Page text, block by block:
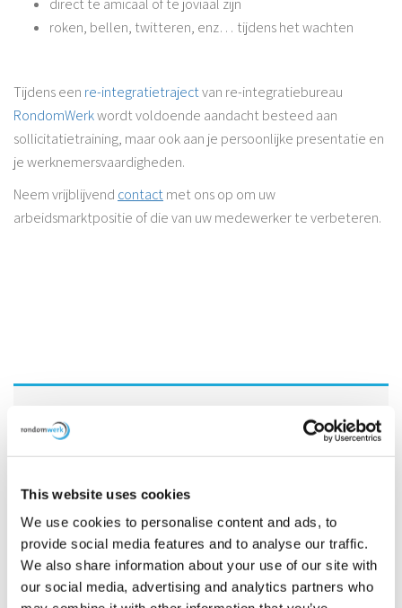
This website uses cookies
We use cookies to personalise content and ads, to
provide social media features and to analyse our traffic.
We also share information about your use of our site with
our social media, advertising and analytics partners who
direct te amicaal of te joviaal zijn
roken, bellen, twitteren, enz… tijdens het wachten
Tijdens een re-integratietrajectvan re-integratiebureau
RondomWerkwordt voldoende aandacht besteed aan
sollicitatietraining, maar ook aan je persoonlijke presentatie en
je werknemersvaardigheden.
Neem vrijblijvend contactmet ons op om uw
arbeidsmarktpositie of die van uw medewerker te verbeteren.
Vraag vrijblijvend een offerte aan. U ontvangt binnen 24 uur